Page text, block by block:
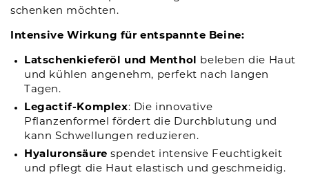
schenken möchten.
Intensive Wirkung für entspannte Beine:
Latschenkieferöl und Menthol beleben die Haut
und kühlen angenehm, perfekt nach langen
Tagen.
Legactif-Komplex: Die innovative
Pflanzenformel fördert die Durchblutung und
kann Schwellungen reduzieren.
Hyaluronsäure spendet intensive Feuchtigkeit
und pflegt die Haut elastisch und geschmeidig.